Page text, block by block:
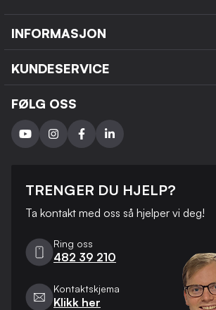
INFORMASJON
KUNDESERVICE
FØLG OSS
TRENGER DU HJELP?
Ta kontakt med oss ​​så hjelper vi deg!
Ring oss
482 39 210
Kontaktskjema
Klikk her